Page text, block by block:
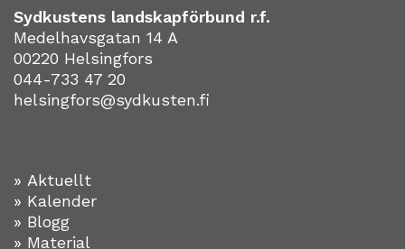
Sydkustens landskapförbund r.f.
Medelhavsgatan 14 A
00220 Helsingfors
044-733 47 20
helsingfors@sydkusten.fi
» Aktuellt
» Kalender
» Blogg
» Material